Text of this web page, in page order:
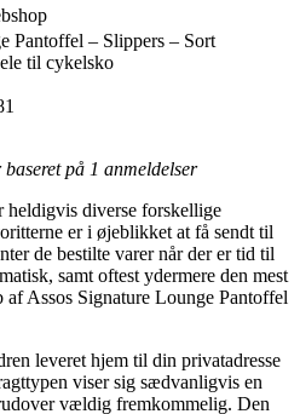
Pantoffel – Slippers – Sort
til cykelsko
på 1 anmeldelser
heldigvis diverse forskellige
er i øjeblikket at få sendt til
de bestilte varer når der er tid til
samt oftest ydermere den mest
Assos Signature Lounge Pantoffel
leveret hjem til din privatadresse
viser sig sædvanligvis en
vældig fremkommelig. Den